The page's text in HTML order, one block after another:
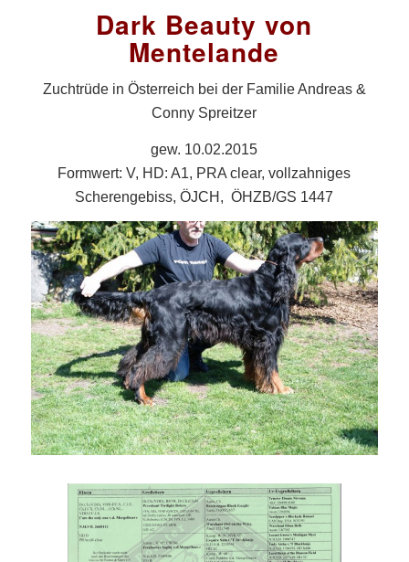
Dark Beauty von
Mentelande
Zuchtrüde in Österreich bei der Familie Andreas &
Conny Spreitzer
gew. 10.02.2015
Formwert: V, HD: A1, PRA clear, vollzahniges
Scherengebiss, ÖJCH, ÖHZB/GS 1447